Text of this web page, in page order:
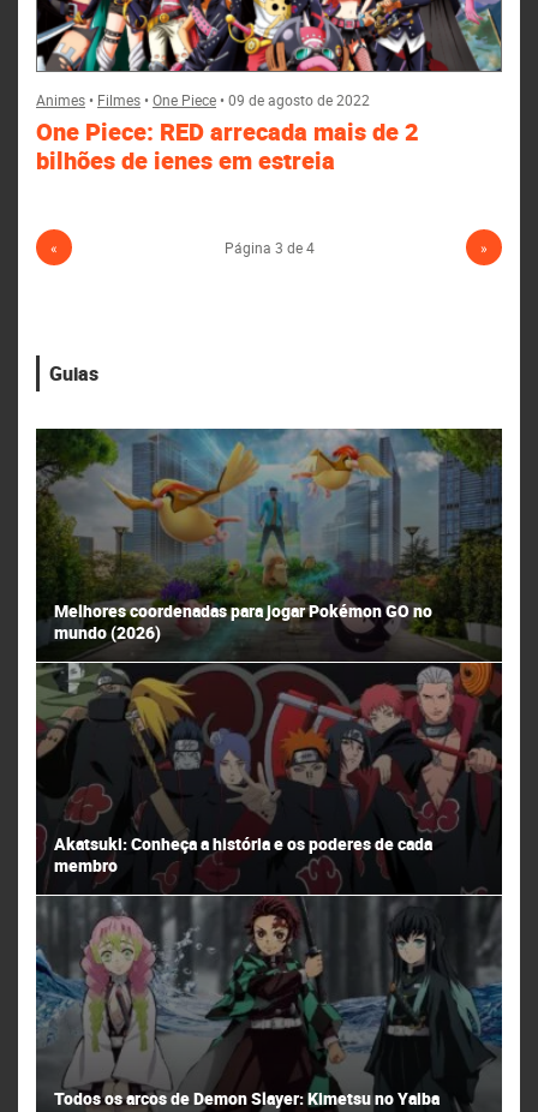
Animes• Filmes•One Piece•09 de agosto de 2022
One Piece: RED arrecada mais de 2
bilhões de ienes em estreia
Página 3 de 4
« »
Guias
Melhores coordenadas para jogar Pokémon GO no
mundo (2026)
Akatsuki: Conheça a história e os poderes de cada
membro
Todos os arcos de Demon Slayer: Kimetsu no Yaiba